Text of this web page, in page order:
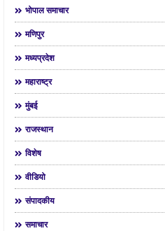
भोपाल समाचार
मणिपुर
मध्यप्रदेश
महाराष्ट्र
मुंबई
राजस्थान
विशेष
वीडियो
संपादकीय
समाचार